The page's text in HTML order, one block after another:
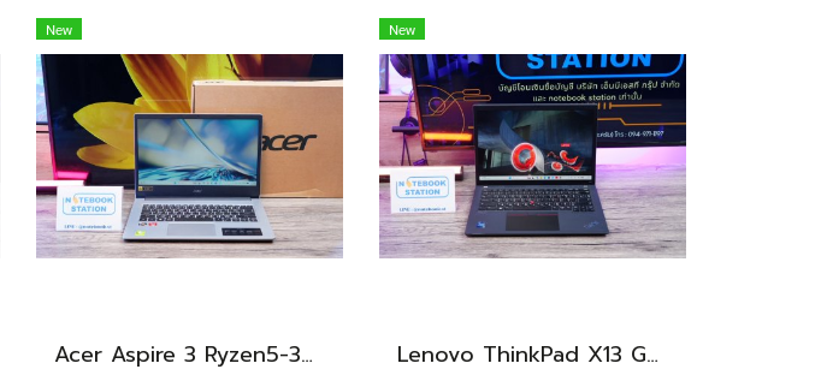
New
Acer Aspire 3 Ryzen5-3500U Ram8 512GB M.2 จอ 14นิ้ว FHD สเปคทำงานทั่วไป เบาบางพกพาสะดวก อุปกรณ์ครบกล่องเครื่องพร้อมใช้งานเพียง 7,490.-เท่านั้น
New
Lenovo ThinkPad X13 Gen3 จอทัชกรีนได้ i7-1270P Ram32 SSD512GB จอ13.3 นิ้ว FHD+ 60Hz สเปคดี ทำงานลื่นไหล เครื่องเล็กกะทักรัด พกพาสะดวก ราคา 24,990.-เท่านั้น